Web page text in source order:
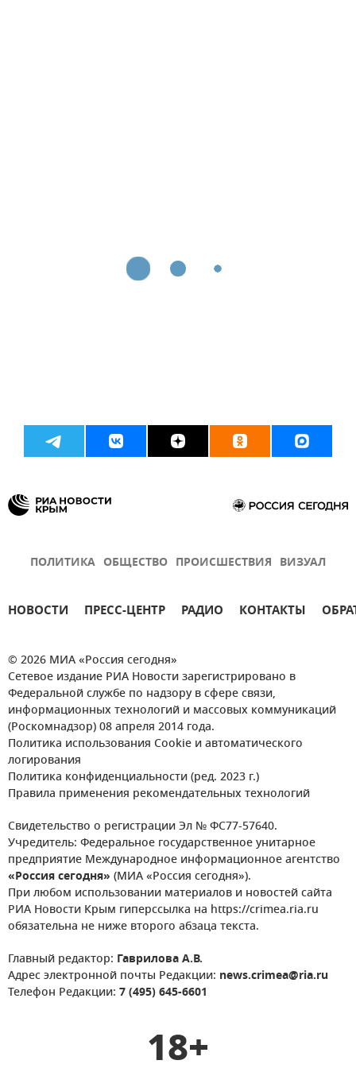
ПОЛИТИКА ОБЩЕСТВО ПРОИСШЕСТВИЯ ВИЗУАЛ
НОВОСТИ ПРЕСС-ЦЕНТР РАДИО КОНТАКТЫ
© 2026 МИА «Россия сегодня»
Сетевое издание РИА Новости зарегистрировано в
Федеральной службе по надзору в сфере связи,
информационных технологий и массовых коммуникаций
(Роскомнадзор) 08 апреля 2014 года.
Политика использования Cookie и автоматического
логирования
Политика конфиденциальности (ред. 2023 г.)
Правила применения рекомендательных технологий
Свидетельство о регистрации Эл № ФС77-57640.
Учредитель: Федеральное государственное унитарное
предприятие Международное информационное агентство
«Россия сегодня» (МИА «Россия сегодня»).
При любом использовании материалов и новостей сайта
РИА Новости Крым гиперссылка на https://crimea.ria.ru
обязательна не ниже второго абзаца текста.
Главный редактор: Гаврилова А.В.
Адрес электронной почты Редакции: news.crimea@ria.ru
Телефон Редакции: 7 (495) 645-6601
18+